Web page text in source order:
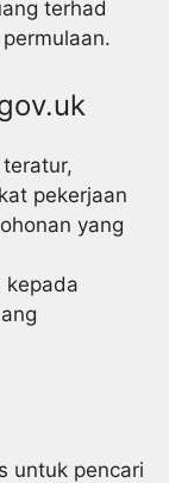
terhad
pekerjaan
yang
kepada
untuk pencari